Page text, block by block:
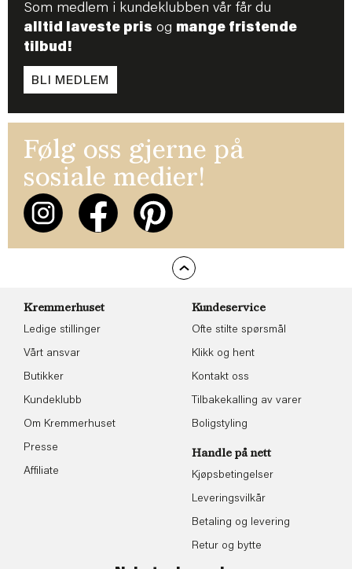
Som medlem i kundeklubben vår får du
alltid laveste pris og mange fristende
tilbud!
BLI MEDLEM
Følg oss gjerne på
sosiale medier!
Kremmerhuset
Ledige stillinger
Vårt ansvar
Butikker
Kundeklubb
Om Kremmerhuset
Presse
Affiliate
Kundeservice
Ofte stilte spørsmål
Klikk og hent
Kontakt oss
Tilbakekalling av varer
Boligstyling
Handle på nett
Kjøpsbetingelser
Leveringsvilkår
Betaling og levering
Retur og bytte